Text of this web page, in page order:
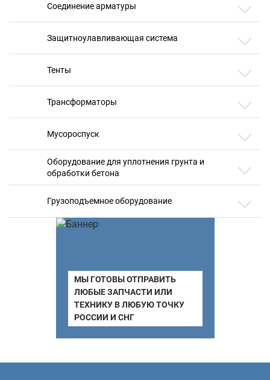
Соединение арматуры
Защитноулавливающая система
Тенты
Трансформаторы
Мусороспуск
Оборудование для уплотнения грунта и
обработки бетона
Грузоподъемное оборудование
МЫ ГОТОВЫ ОТПРАВИТЬ
ЛЮБЫЕ ЗАПЧАСТИ ИЛИ
ТЕХНИКУ В ЛЮБУЮ ТОЧКУ
РОССИИ И СНГ